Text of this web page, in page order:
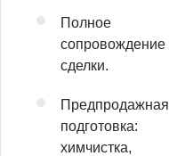
Полное
сопровождение
сделки.
Предпродажная
подготовка:
химчистка,